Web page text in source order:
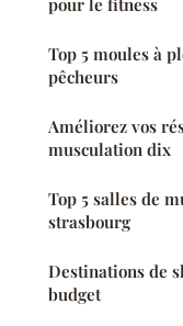
Top 5 moules à
pêcheurs
Améliorez vos
musculation dix
Top 5 salles de
strasbourg
Destinations de
budget